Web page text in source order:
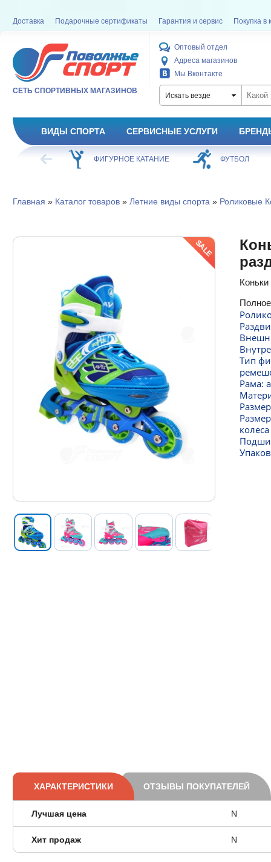
Доставка Подарочные сертификаты Гарантия и сервис Покупка в
СЕТЬ СПОРТИВНЫХ МАГАЗИНОВ
Оптовый отдел
Адреса магазинов
Мы Вконтакте
Искать везде
ВИДЫ СПОРТА СЕРВИСНЫЕ УСЛУГИ
ХОККЕЙ ФИГУРНОЕ КАТАНИЕ ФУТБОЛ
Главная » Каталог товаров» Летние виды спорта » Роликовые
Тип
Рама:
колеса
ХАРАКТЕРИСТИКИ ОТЗЫВЫ ПОКУПАТЕЛЕЙ
Лучшая цена N
Хит продаж N